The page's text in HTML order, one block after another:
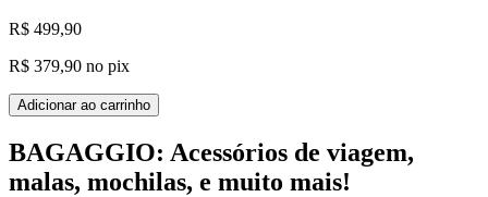
R$ 499,90
R$ 379,90 no pix
Adicionar ao carrinho
BAGAGGIO: Acessórios de viagem,
malas, mochilas, e muito mais!